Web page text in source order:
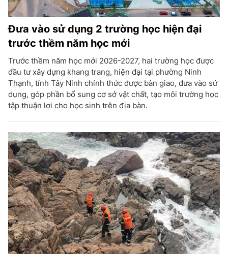
Đưa vào sử dụng 2 trường học hiện đại
trước thềm năm học mới
Trước thềm năm học mới 2026-2027, hai trường học được
đầu tư xây dựng khang trang, hiện đại tại phường Ninh
Thạnh, tỉnh Tây Ninh chính thức được bàn giao, đưa vào sử
dụng, góp phần bổ sung cơ sở vật chất, tạo môi trường học
tập thuận lợi cho học sinh trên địa bàn.